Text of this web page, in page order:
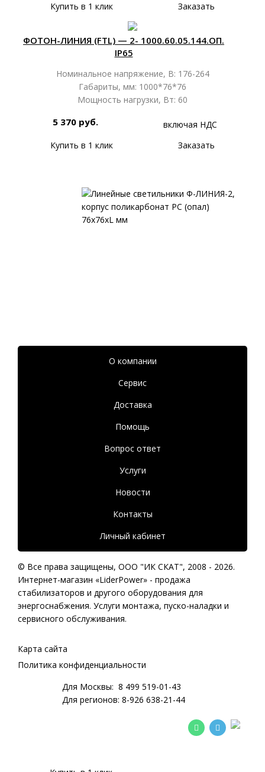
Купить в 1 клик
Заказать
ФОТОН-ЛИНИЯ (FTL) — 2- 1000.60.05.144.ОП.
IP65
Номинальное напряжение, В: 176-264
Габариты, мм: 1000*76*76
Мощность нагрузки, Вт: 60
5 370 руб.
включая НДС
Купить в 1 клик
Заказать
О компании
Сервис
Доставка
Помощь
Вопрос ответ
Услуги
Новости
Контакты
Личный кабинет
© Все права защищены, ООО "ИК СКАТ", 2008 - 2026.
Интернет-магазин «LiderPower» - продажа
стабилизаторов и другого оборудования для
энергоснабжения. Услуги монтажа, пуско-наладки и
сервисного обслуживания.
Карта сайта
Политика конфиденциальности
Для Москвы: 8 499 519-01-43
Для регионов: 8-926 638-21-44